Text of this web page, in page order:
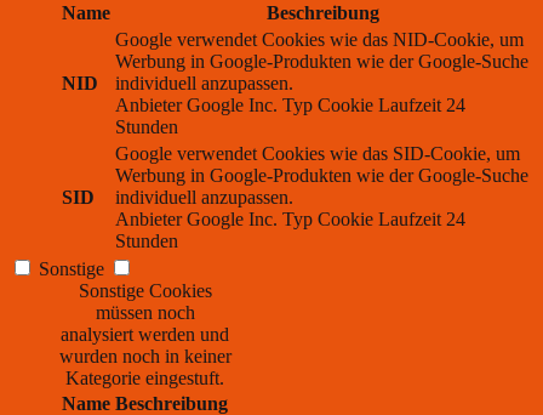
Name
Beschreibung
NID
Google verwendet Cookies wie das NID-Cookie, um
Werbung in Google-Produkten wie der Google-Suche
individuell anzupassen.
Anbieter Google Inc. Typ Cookie Laufzeit 24
Stunden
SID
Google verwendet Cookies wie das SID-Cookie, um
Werbung in Google-Produkten wie der Google-Suche
individuell anzupassen.
Anbieter Google Inc. Typ Cookie Laufzeit 24
Stunden
Sonstige
Sonstige Cookies
müssen noch
analysiert werden und
wurden noch in keiner
Kategorie eingestuft.
Name Beschreibung